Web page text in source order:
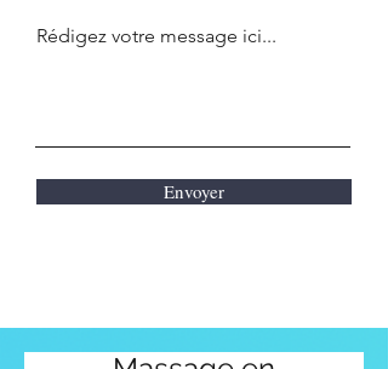
Rédigez votre message ici...
Envoyer